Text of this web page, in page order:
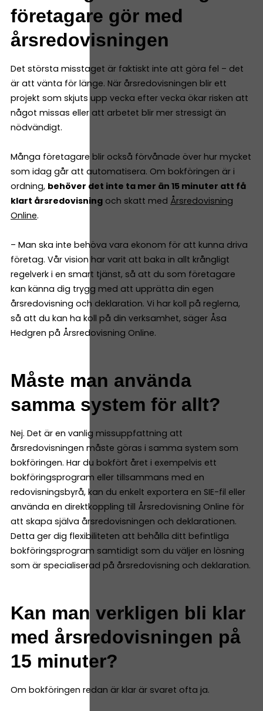
företagare gör med
årsredovisningen
Det största misstaget är faktiskt inte att göra fel – det
är att vänta för länge. När årsredovisningen blir ett
projekt som skjuts upp vecka efter vecka ökar risken att
något missas eller att arbetet blir mer stressigt än
nödvändigt.
Många företagare blir också förvånade över hur mycket
som idag går att automatisera. Om bokföringen är i
ordning, behöver det inte ta mer än 15 minuter att få
klart årsredovisning och skatt med Årsredovisning
Online.
– Man ska inte behöva vara ekonom för att kunna driva
företag. Vår vision har varit att baka in allt krångligt
regelverk i en smart tjänst, så att du som företagare
kan känna dig trygg med att upprätta din egen
årsredovisning och deklaration. Vi har koll på reglerna,
så att du kan ha koll på din verksamhet, säger Åsa
Hedgren på Årsredovisning Online.
Måste man använda
samma system för allt?
Nej. Det är en vanlig missuppfattning att
årsredovisningen måste göras i samma system som
bokföringen. Har du bokfört året i exempelvis ett
bokföringsprogram eller tillsammans med en
redovisningsbyrå, kan du enkelt exportera en SIE-fil eller
använda en direktkoppling till Årsredovisning Online för
att skapa själva årsredovisningen och deklarationen.
Detta ger dig flexibiliteten att behålla ditt befintliga
bokföringsprogram samtidigt som du väljer en lösning
som är specialiserad på årsredovisning och deklaration.
Kan man verkligen bli klar
med årsredovisningen på
15 minuter?
Om bokföringen redan är klar är svaret ofta ja.